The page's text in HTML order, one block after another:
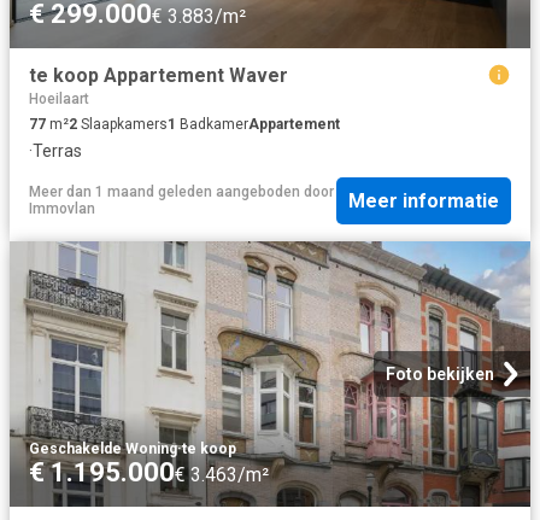
€ 299.000€ 3.883/m²
te koop Appartement Waver
Hoeilaart
77 m²2 Slaapkamers1 BadkamerAppartement
·Terras
Meer dan 1 maand geleden aangeboden door
Immovlan
Meer informatie
Foto bekijken
Geschakelde Woning·te koop
€ 1.195.000€ 3.463/m²